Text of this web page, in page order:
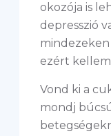
okozója is
depresszió
ezért
Vond ki a
mondj